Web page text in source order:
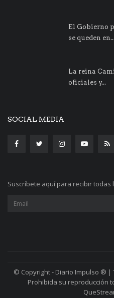
El Gobierno
se queden en...
La reina
oficiales y...
SOCIAL MEDIA
Suscríbete aquí para recibir todas
© Copyright - Diario Impulso ® |
Prohibida su reproducción